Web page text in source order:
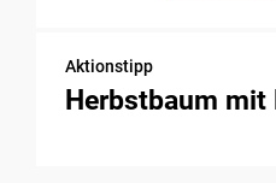
Aktionstipp
Herbstbaum